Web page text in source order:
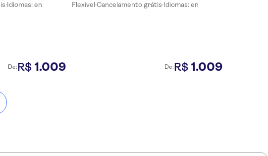
·Idiomas: en
De:R$ 1.009
Flexível·Cancelamento grátis·Idiomas: en
De:R$ 1.009